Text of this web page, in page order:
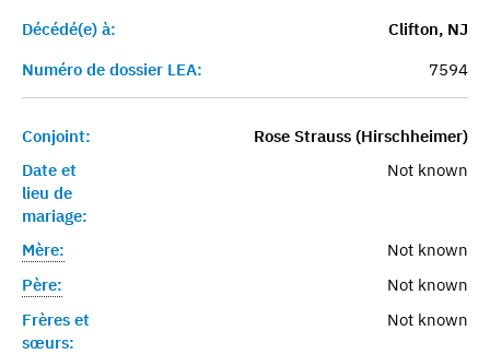
Décédé(e) à:
Clifton, NJ
Numéro de dossier LEA:
7594
Conjoint:
Rose Strauss (Hirschheimer)
Date et
lieu de
mariage:
Not known
Mère:
Not known
Père:
Not known
Frères et
sœurs:
Not known